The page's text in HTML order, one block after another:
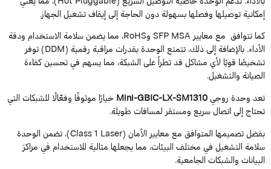
توصيلها وفصلها بسهولة دون الحاجة إلى إيقاف تشغيل الجهاز.
كما تتوافق مع معايير SFP MSA وRoHS، مما يضمن سلامة الاستخدام ودقة
الأداء. بالإضافة إلى ذلك، تتمتع الوحدة بقدرات مراقبة رقمية (DDM) توفر
قويًا لأي مشاكل قد تطرأ على الشبكة، مما يسهم في تحسين كفاءة
والتشغيل.
وحدة روجيMini-GBIC-LX-SM1310خيارًا موثوقًا وفعّالًا للشبكات التي
إلى اتصال سريع ومستقر لمسافات طويلة.
بفضل تصميمها المتوافق مع معايير الأمان (Class 1 Laser)، تضمن الوحدة
التشغيل في مختلف البيئات، مما يجعلها مثالية للاستخدام في مراكز
والشبكات الجامعية.